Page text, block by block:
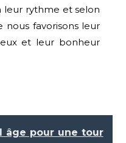
rythme et selon
nous favorisons leur
et leur bonheur
âge pour une tour